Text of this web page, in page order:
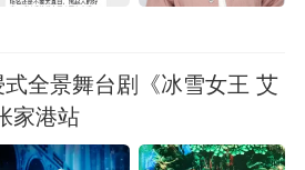
式全景舞台剧《冰雪女王 艾
家港站